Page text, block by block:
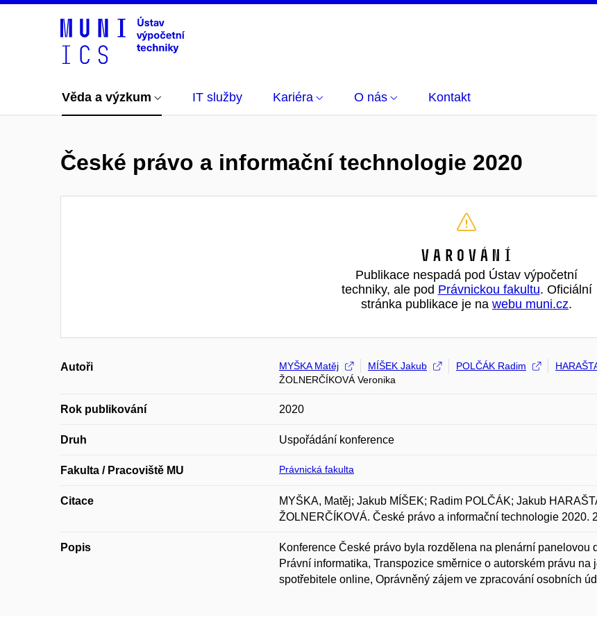
Věda a výzkum IT služby Kariéra O nás Kontakt
České právo a informační technologie 2020
Varování
Publikace nespadá pod Ústav výpočetní
techniky, ale pod Právnickou fakultu. Oficiální
stránka publikace je na webu muni.cz.
Autoři MYŠKA Matěj MÍŠEK Jakub POLČÁK Radim
ŽOLNERČÍKOVÁ Veronika
Rok publikování 2020
Druh Uspořádání konference
Fakulta / Pracoviště MU Právnická fakulta
Citace
MYŠKA, Matěj; Jakub MÍŠEK; Radim POLČÁK; Jakub
ŽOLNERČÍKOVÁ. České právo a informační technologie 2020.
Popis
Konference České právo byla rozdělena na plenární
Právní informatika, Transpozice směrnice o autorském právu
spotřebitele online, Oprávněný zájem ve zpracování osobních